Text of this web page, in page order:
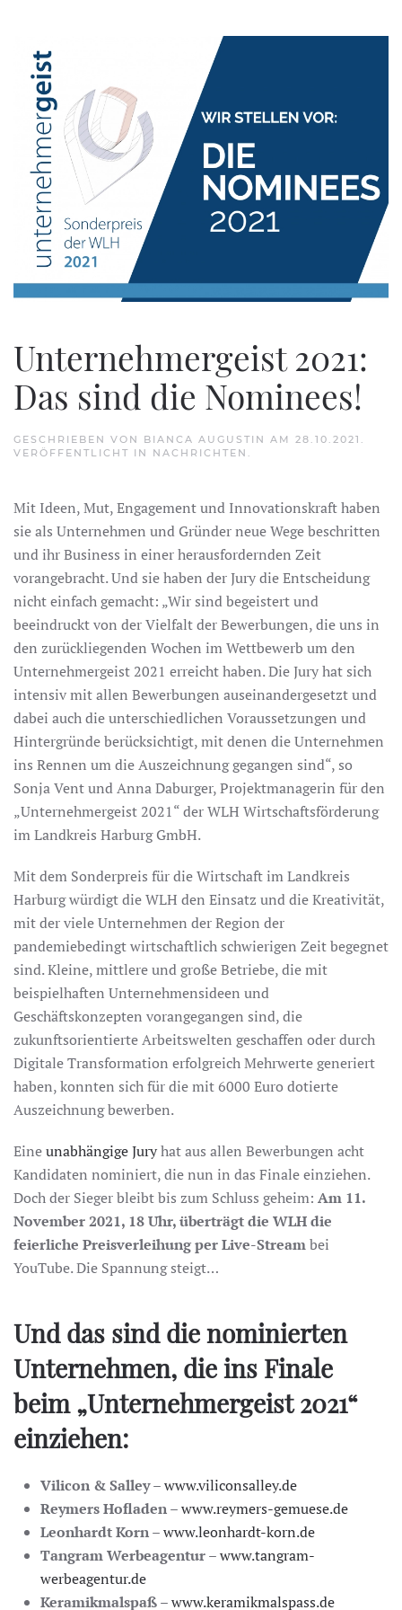
Unternehmergeist 2021:
Das sind die Nominees!
GESCHRIEBEN VON BIANCA AUGUSTIN AM 28.10.2021
VERÖFFENTLICHT IN NACHRICHTEN
Mit Ideen, Mut, Engagement und Innovationskraft haben
sie als Unternehmen und Gründer neue Wege beschritten
und ihr Business in einer herausfordernden Zeit
vorangebracht. Und sie haben der Jury die Entscheidung
nicht einfach gemacht: „Wir sind begeistert und
beeindruckt von der Vielfalt der Bewerbungen, die uns in
den zurückliegenden Wochen im Wettbewerb um den
Unternehmergeist 2021 erreicht haben. Die Jury hat sich
intensiv mit allen Bewerbungen auseinandergesetzt und
dabei auch die unterschiedlichen Voraussetzungen und
Hintergründe berücksichtigt, mit denen die Unternehmen
ins Rennen um die Auszeichnung gegangen sind“, so
Sonja Vent und Anna Daburger, Projektmanagerin für den
„Unternehmergeist 2021“ der WLH Wirtschaftsförderung
im Landkreis Harburg GmbH.
Mit dem Sonderpreis für die Wirtschaft im Landkreis
Harburg würdigt die WLH den Einsatz und die Kreativität,
mit der viele Unternehmen der Region der
pandemiebedingt wirtschaftlich schwierigen Zeit begegnet
sind. Kleine, mittlere und große Betriebe, die mit
beispielhaften Unternehmensideen und
Geschäftskonzepten vorangegangen sind, die
zukunftsorientierte Arbeitswelten geschaffen oder durch
Digitale Transformation erfolgreich Mehrwerte generiert
haben, konnten sich für die mit 6000 Euro dotierte
Auszeichnung bewerben.
Eineunabhängige Juryhat aus allen Bewerbungen acht
Kandidaten nominiert, die nun in das Finale einziehen.
Doch der Sieger bleibt bis zum Schluss geheim: Am 11.
November 2021, 18 Uhr, überträgt die WLH die
feierliche Preisverleihung per Live-Streambei
YouTube. Die Spannung steigt…
Und das sind die nominierten
Unternehmen, die ins Finale
beim „Unternehmergeist 2021“
einziehen:
Vilicon & Salley–www.viliconsalley.de
Reymers Hofladen–www.reymers-gemuese.de
Leonhardt Korn–www.leonhardt-korn.de
Tangram Werbeagentur–www.tangram-
werbeagentur.de
Keramikmalspaß–www.keramikmalspass.de